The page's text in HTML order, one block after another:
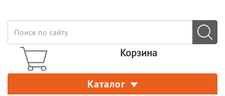
Корзина
Каталог